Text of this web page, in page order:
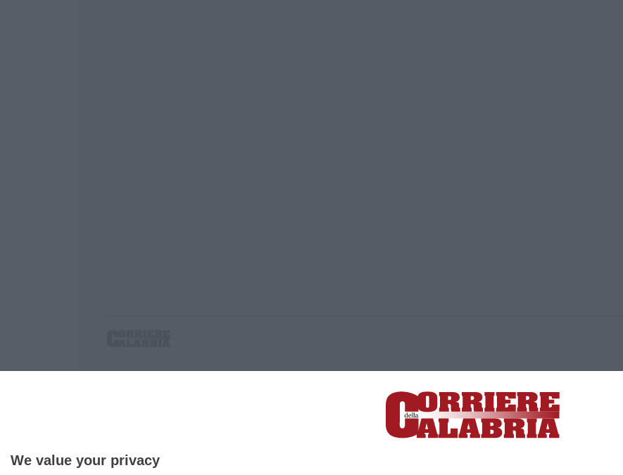
We value your privacy
P.IVA. 03199620794, Via del mare 6/G, S.Eufemia, Lamezia Terme (CZ)
Iscrizione tribunale di Lamezia Terme 5/2011 - Direttore responsabile Paola Militano |Privacy